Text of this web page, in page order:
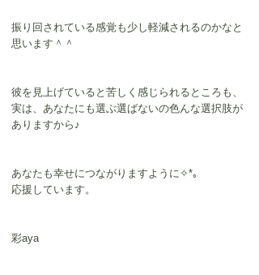
振り回されている感覚も少し軽減されるのかなと
思います＾＾
彼を見上げていると苦しく感じられるところも、
実は、あなたにも選ぶ選ばないの色んな選択肢が
ありますから♪
あなたも幸せにつながりますように✧*｡
応援しています。
彩aya